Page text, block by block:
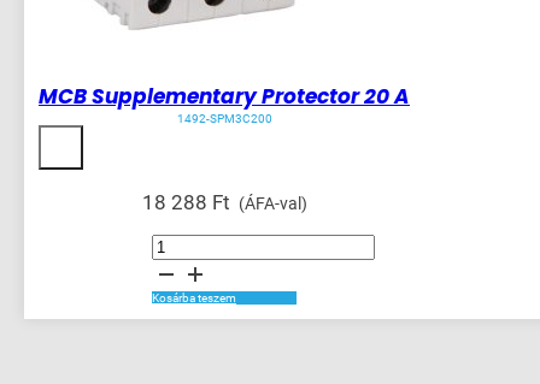
MCB Supplementary Protector 20 A
1492-SPM3C200
18 288 Ft (ÁFA-val)
MCB
Supplementary
Protector
20
A
mennyiség
Kosárba teszem